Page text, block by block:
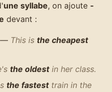
une syllabe, on ajoute -
devant :
This is the cheapest
the oldestin her class.
the fastesttrain in the